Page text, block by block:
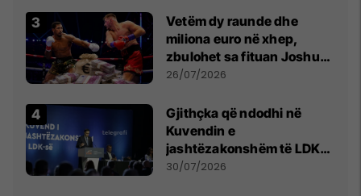
Vetëm dy raunde dhe
miliona euro në xhep,
zbulohet sa fituan Joshua
e Prenga
26/07/2026
Gjithçka që ndodhi në
Kuvendin e
jashtëzakonshëm të LDK-
së
30/07/2026